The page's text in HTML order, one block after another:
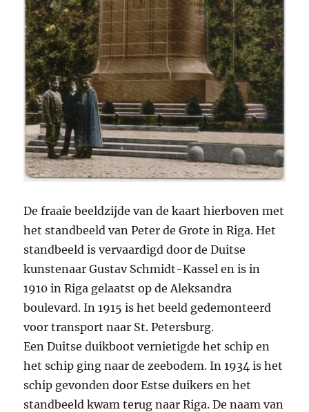
De fraaie beeldzijde van de kaart hierboven met
het standbeeld van Peter de Grote in Riga. Het
standbeeld is vervaardigd door de Duitse
kunstenaar Gustav Schmidt-Kassel en is in
1910 in Riga gelaatst op de Aleksandra
boulevard. In 1915 is het beeld gedemonteerd
voor transport naar St. Petersburg.
Een Duitse duikboot vernietigde het schip en
het schip ging naar de zeebodem. In 1934 is het
schip gevonden door Estse duikers en het
standbeeld kwam terug naar Riga. De naam van